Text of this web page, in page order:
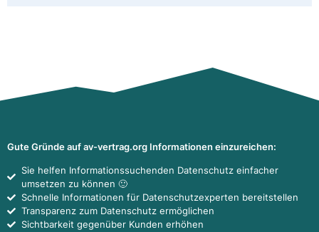
Gute Gründe auf av-vertrag.org Informationen einzureichen:
Sie helfen Informationssuchenden Datenschutz einfacher
umsetzen zu können 🙂
Schnelle Informationen für Datenschutzexperten bereitstellen
Transparenz zum Datenschutz ermöglichen
Sichtbarkeit gegenüber Kunden erhöhen